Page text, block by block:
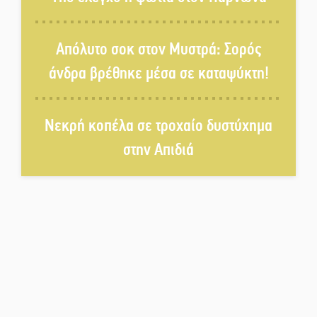
Τάβλι
Αυθεντικό γλέντι με «Γιορτή
Βραστού» στη Σοχά
Το τελεφερίκ της Μονεμβασιάς
στο τραπέζι του δημόσιου
διαλόγου
Απόλυτο σοκ στον Μυστρά: Σορός
άνδρα βρέθηκε μέσα σε καταψύκτη!
Νεκρή κοπέλα σε τροχαίο δυστύχημα
στην Απιδιά